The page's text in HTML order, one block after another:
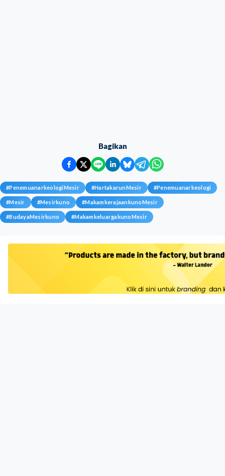
Bagikan
#PenemuanarkeologiMesir #HartakarunMesir #Penemuanarkeologi
#Mesir #Mesirkuno #MakamkerajaankunoMesir
#BudayaMesirkuno #MakamkeluargakunoMesir